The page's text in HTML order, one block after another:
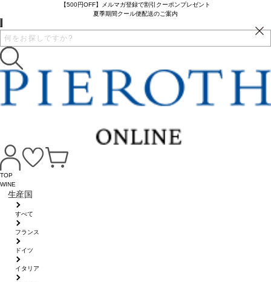
【500円OFF】メルマガ登録で割引クーポンプレゼント
夏季期間クール便配送のご案内
TOP
WINE
生産国
すべて
フランス
ドイツ
イタリア